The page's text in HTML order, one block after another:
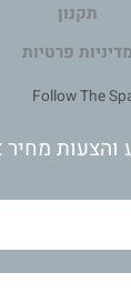
תקנון
מדיניות פרטיות
מחיר